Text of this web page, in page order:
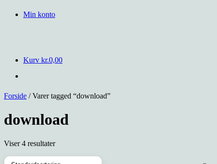
Min konto
Kurv kr.0,00
Forside / Varer tagged “download”
download
Viser 4 resultater